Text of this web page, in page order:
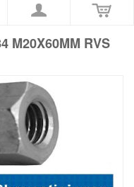
M20X60MM RVS